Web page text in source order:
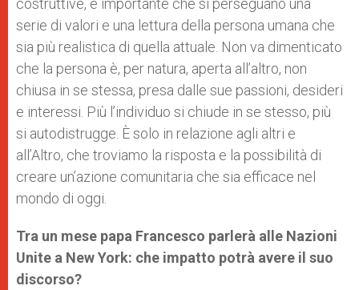
costruttive, è importante che si perseguano una
serie di valori e una lettura della persona umana che
sia più realistica di quella attuale. Non va dimenticato
che la persona è, per natura, aperta all’altro, non
chiusa in se stessa, presa dalle sue passioni, desideri
e interessi. Più l’individuo si chiude in se stesso, più
si autodistrugge. È solo in relazione agli altri e
all’Altro, che troviamo la risposta e la possibilità di
creare un’azione comunitaria che sia efficace nel
mondo di oggi.
Tra un mese papa Francesco parlerà alle Nazioni
Unite a New York: che impatto potrà avere il suo
discorso?